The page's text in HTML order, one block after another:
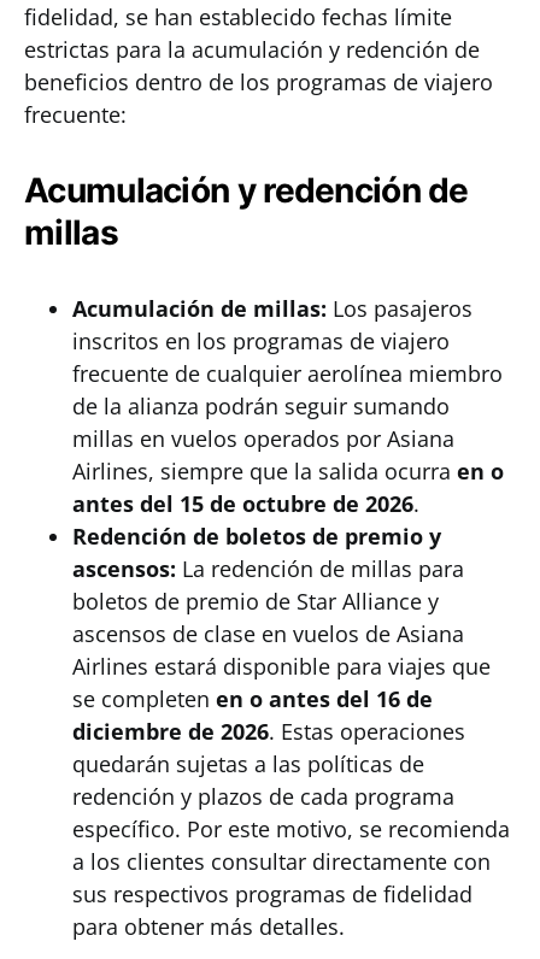
fidelidad, se han establecido fechas límite
estrictas para la acumulación y redención de
beneficios dentro de los programas de viajero
frecuente:
Acumulación y redención de
millas
Acumulación de millas: Los pasajeros
inscritos en los programas de viajero
frecuente de cualquier aerolínea miembro
de la alianza podrán seguir sumando
millas en vuelos operados por Asiana
Airlines, siempre que la salida ocurra en o
antes del 15 de octubre de 2026.
Redención de boletos de premio y
ascensos: La redención de millas para
boletos de premio de Star Alliance y
ascensos de clase en vuelos de Asiana
Airlines estará disponible para viajes que
se completen en o antes del 16 de
diciembre de 2026. Estas operaciones
quedarán sujetas a las políticas de
redención y plazos de cada programa
específico. Por este motivo, se recomienda
a los clientes consultar directamente con
sus respectivos programas de fidelidad
para obtener más detalles.